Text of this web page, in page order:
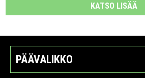
KATSO LISÄÄ
PÄÄVALIKKO